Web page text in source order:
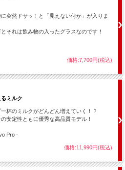
もスマートに操作できる工夫がされた
でグラスを軽く撫でるだけ！これで３
なく、用具の仕組みだけで誰でも簡単
ます！（４色変化）
品ではありません！
ルさと美しさで説得力が違います！
しません！
脱することもありません！（ハンカチ
型のグラス！（超耐久性プラスチック
突然ドサッ！と「見えない何か」が入りま
それは飲み物の入ったグラスなのです！
価格:7,700円(税込)
ミルク
杯のミルクがどんどん増えていく！？
安定性ともに優秀な高品質モデル！
Pro -
価格:11,990円(税込)